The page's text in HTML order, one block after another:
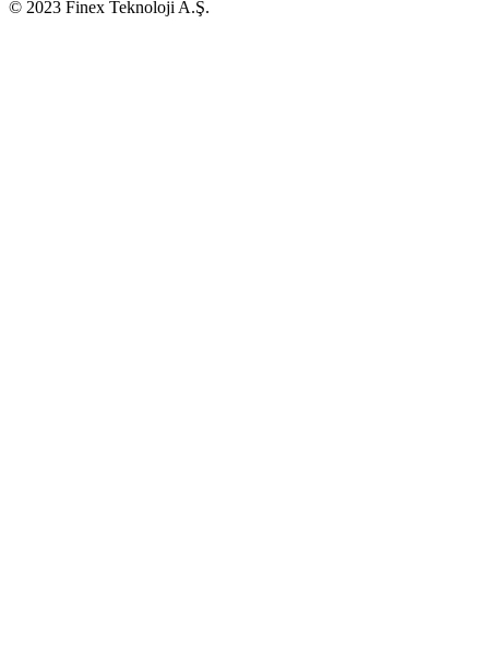
© 2023 Finex Teknoloji A.Ş.